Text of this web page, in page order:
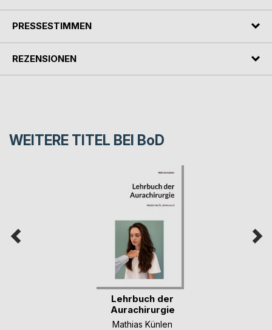
PRESSESTIMMEN
REZENSIONEN
WEITERE TITEL BEI BoD
Lehrbuch der
Aurachirurgie
Mathias Künlen